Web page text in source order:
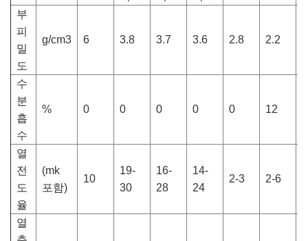
부
피
밀
도
g/cm3 6 3.8 3.7 3.6 2.8 2.2
수
분
흡
수
% 0 0 0 0 0 12
열
전
도
율
(mk
포함)
10
19-
30
16-
28
14-
24
2-3 2-6
열